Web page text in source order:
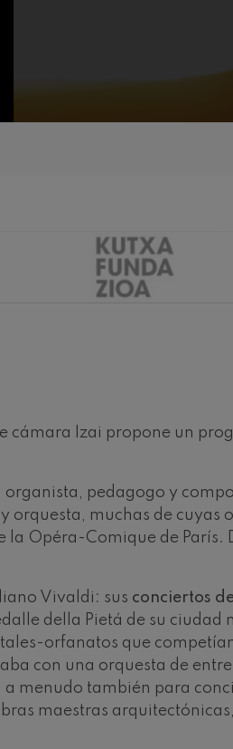
cámara Izai propone un
pedagogo y
muchas de cuyas
Opéra-Comique de París.
Vivaldi: sus conciertos
della Pietá de su ciudad
orfanatos que
con una orquesta de
menudo también para
maestras
felices. Obertura
nº2
para piano nº1
nº2
Concierto para